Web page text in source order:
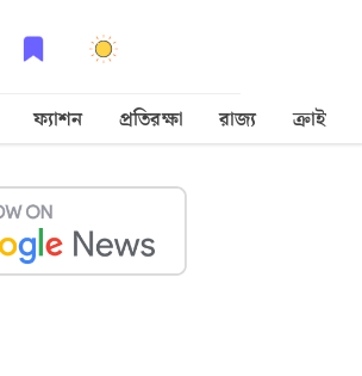
ফ্যাশন প্রতিরক্ষা রাজ্য ক্রাইম